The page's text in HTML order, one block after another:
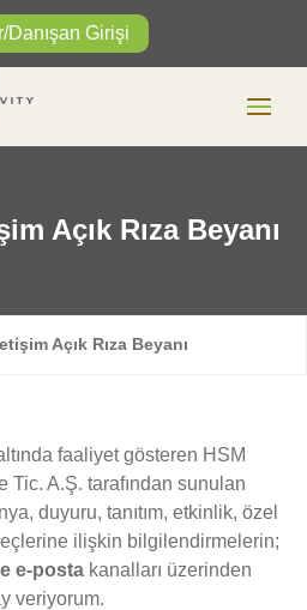
Danışan Girişi
Açık Rıza Beyanı
Açık Rıza Beyanı
faaliyet gösteren HSM
Tic. A.Ş. tarafından sunulan
duyuru, tanıtım, etkinlik, özel
ilişkin bilgilendirmelerin;
e-posta kanalları üzerinden
veriyorum.